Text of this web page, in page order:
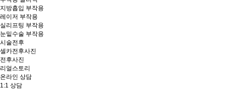
지방흡입 부작용
레이저 부작용
실리프팅 부작용
눈밑수술 부작용
시술전후
셀카전후사진
전후사진
리얼스토리
온라인 상담
1:1 상담